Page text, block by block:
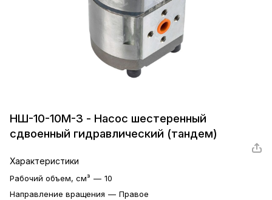
НШ-10-10М-3 - Насос шестеренный
сдвоенный гидравлический (тандем)
Характеристики
Рабочий объем, см³ — 10
Направление вращения — Правое